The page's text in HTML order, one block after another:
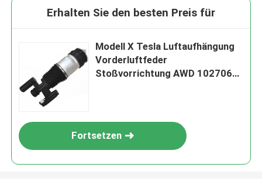
Erhalten Sie den besten Preis für
Modell X Tesla Luftaufhängung
Vorderluftfeder
Stoßvorrichtung AWD 1027061-
Fortsetzen